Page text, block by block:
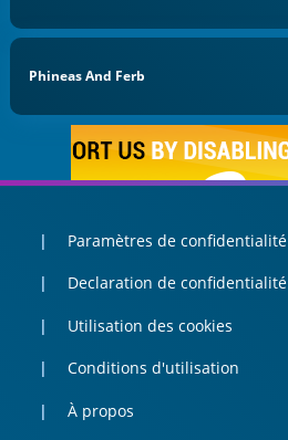
Phineas And Ferb
Paramètres de confidentialité
Declaration de confidentialité
Utilisation des cookies
Conditions d'utilisation
À propos